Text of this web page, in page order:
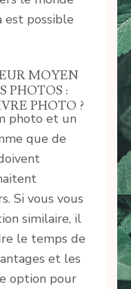
est possible
MOYEN
PHOTOS :
PHOTO ?
photo et un
que de
Si vous vous
similaire, il
le temps de
et les
option pour